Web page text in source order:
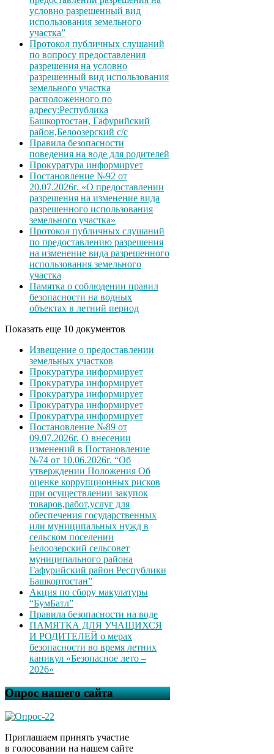
условно разрешенный вид
использования земельного
участка”
Протокол публичных слушаний
по вопросу предоставления
разрешения на условно
разрешенный вид использования
земельного участка
расположенного по
адресу:Республика
Башкортостан, Гафурийский
район,Белоозерский с/с
Правила безопасности
поведения на воде для родителей
Прокуратура информирует
Постановление №92 от
20.07.2026г. «О предоставлении
разрешения на изменение вида
разрешенного использования
земельного участка»
Протокол публичных слушаний
по предоставлению разрешения
на изменение вида разрешенного
использования земельного
участка
Памятка о соблюдении правил
безопасности на водных
объектах в летний период
Показать еще 10 документов
Извещение о предоставлении
земельных участков
Прокуратура информирует
Прокуратура информирует
Прокуратура информирует
Прокуратура информирует
Прокуратура информирует
Постановление №89 от
09.07.2026г. О внесении
изменений в Постановление
№74 от 10.06.2026г. “Об
утверждении Положения Об
оценке коррупционных рисков
при осуществлении закупок
товаров,работ,услуг для
обеспечения государственных
или муниципальных нужд в
сельском поселении
Белоозерский сельсовет
муниципального района
Гафурийский район Республики
Башкортостан”
Акция по сбору макулатуры
“БумБатл”
Правила безопасности на воде
ПАМЯТКА ДЛЯ УЧАЩИХСЯ
И РОДИТЕЛЕЙ о мерах
безопасности во время летних
каникул «Безопасное лето –
2026»
Опрос нашего сайта
Приглашаем принять участие
в голосовании на нашем сайте